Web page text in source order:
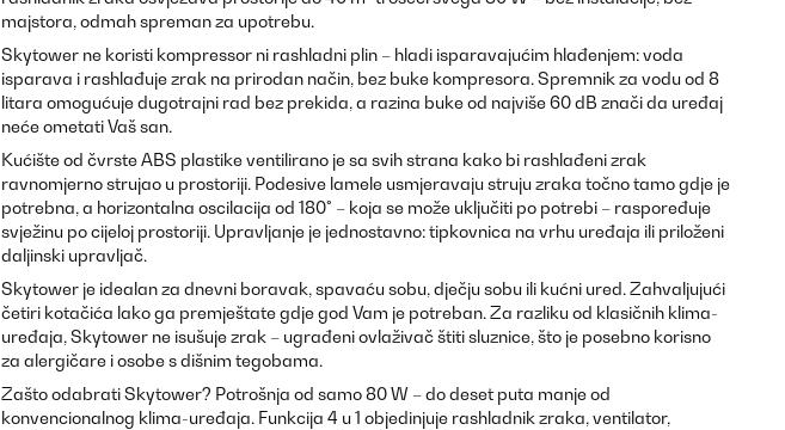
majstora, odmah spreman za upotrebu.
Skytower ne koristi kompressor ni rashladni plin – hladi isparavajućim hlađenjem: voda
isparava i rashlađuje zrak na prirodan način, bez buke kompresora. Spremnik za vodu od 8
litara omogućuje dugotrajni rad bez prekida, a razina buke od najviše 60 dB znači da uređaj
neće ometati Vaš san.
Kućište od čvrste ABS plastike ventilirano je sa svih strana kako bi rashlađeni zrak
ravnomjerno strujao u prostoriji. Podesive lamele usmjeravaju struju zraka točno tamo gdje je
potrebna, a horizontalna oscilacija od 180° – koja se može uključiti po potrebi – raspoređuje
svježinu po cijeloj prostoriji. Upravljanje je jednostavno: tipkovnica na vrhu uređaja ili priloženi
daljinski upravljač.
Skytower je idealan za dnevni boravak, spavaću sobu, dječju sobu ili kućni ured. Zahvaljujući
četiri kotačića lako ga premještate gdje god Vam je potreban. Za razliku od klasičnih klima-
uređaja, Skytower ne isušuje zrak – ugrađeni ovlaživač štiti sluznice, što je posebno korisno
za alergičare i osobe s dišnim tegobama.
Zašto odabrati Skytower? Potrošnja od samo 80 W – do deset puta manje od
konvencionalnog klima-uređaja. Funkcija 4 u 1 objedinjuje rashladnik zraka, ventilator,